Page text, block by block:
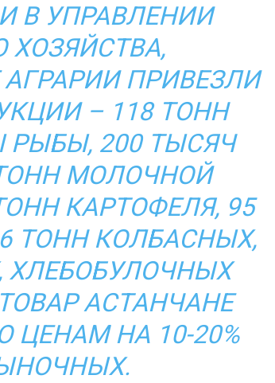
В УПРАВЛЕНИИ
ХОЗЯЙСТВА,
ПРИВЕЗЛИ
– 118 ТОНН
РЫБЫ, 200 ТЫСЯЧ
МОЛОЧНОЙ
КАРТОФЕЛЯ, 95
ТОНН КОЛБАСНЫХ,
ХЛЕБОБУЛОЧНЫХ
АСТАНЧАНЕ
ЦЕНАМ НА 10-20%